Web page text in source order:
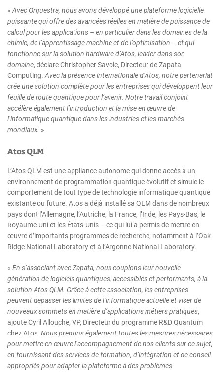
«Avec Orquestra, nous avons développé une plateforme logicielle
puissante qui offre des avancées réelles en matière de puissance de
calcul pour les applications – en particulier dans les domaines de la
chimie, de l’apprentissage machine et de l’optimisation – et qui
fonctionne sur la solution hardware d’Atos, leader dans son
domaine, déclare Christopher Savoie, Directeur de Zapata
Computing.Avec la présence internationale d’Atos, notre partenariat
crée une solution complète pour les entreprises qui développent leur
feuille de route quantique pour l’avenir. Notre travail conjoint
accélère également l’introduction et la mise en œuvre de
l’informatique quantique dans les industries et les marchés
mondiaux. »
Atos QLM
L’Atos QLM est une appliance autonome qui donne accès à un
environnement de programmation quantique évolutif et simule le
comportement de tout type de technologie informatique quantique
existante ou future. Atos a déjà installé sa QLM dans de nombreux
pays dont l’Allemagne, l’Autriche, la France, l’Inde, les Pays-Bas, le
Royaume-Uni et les États-Unis – ce qui lui a permis de mettre en
œuvre d’importants programmes de recherche, notamment à l’Oak
Ridge National Laboratory et à l’Argonne National Laboratory.
« En s’associant avec Zapata, nous couplons leur nouvelle
génération de logiciels quantiques, accessibles et performants, à la
solution Atos QLM. Grâce à cette association, les entreprises
peuvent dépasser les limites de l’informatique actuelle et viser de
nouveaux sommets en matière d’applications métiers pratiques,
ajoute Cyril Allouche, VP, Directeur du programme R&D Quantum
chez Atos. Nous prenons également toutes les mesures nécessaires
pour mettre en œuvre l’accompagnement de nos clients sur ce sujet,
en fournissant des services de formation, d’intégration et de conseil
appropriés pour adapter la plateforme à des problèmes